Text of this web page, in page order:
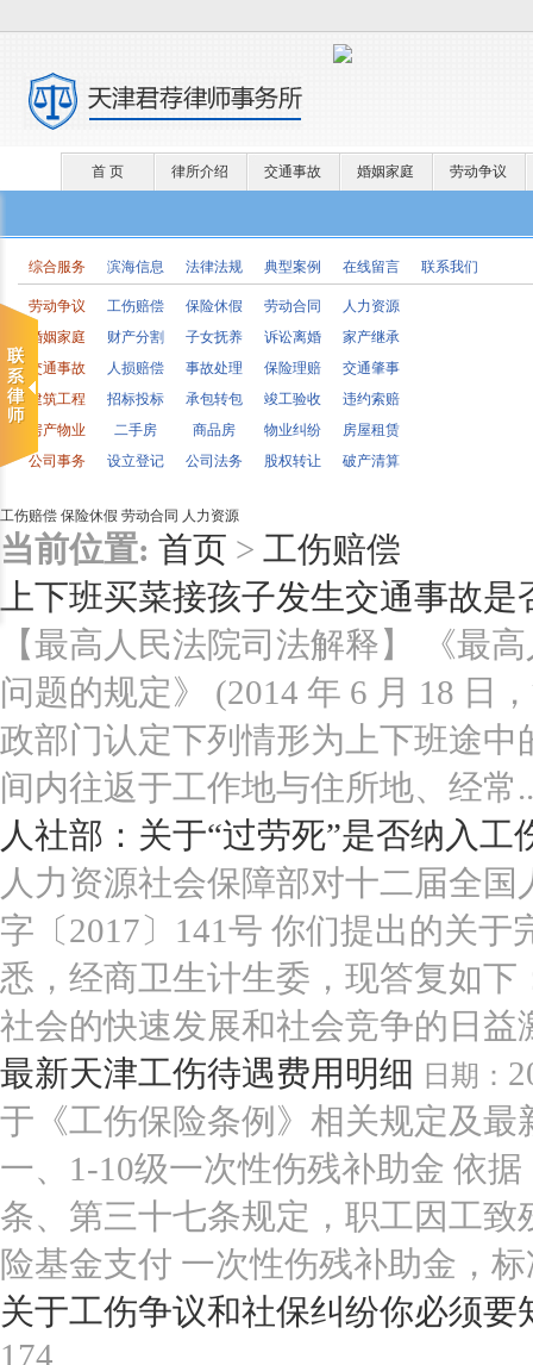
首 页 律所介绍 交通事故 婚姻家庭 劳动争议
综合服务 滨海信息 法律法规 典型案例 在线留言 联系我们
劳动争议 工伤赔偿 保险休假 劳动合同
人力资源
婚姻家庭
财产分割 子女抚养 诉讼离婚
家产继承
交通事故
人损赔偿 事故处理 保险理赔
交通肇事
建筑工程
招标投标 承包转包 竣工验收
违约索赔
房产物业
二手房 商品房 物业纠纷
房屋租赁
公司事务
设立登记 公司法务 股权转让 破产清算
工伤赔偿 保险休假 劳动合同 人力资源
当前位置: 首页 > 工伤赔偿
上下班买菜接孩子发生交通事故是
【最高人民法院司法解释】 《最
问题的规定》 (2014 年 6 月 18 日
政部门认定下列情形为上下班途
间内往返于工作地与住所地、经常
人社部：关于“过劳死”是否纳入工
人力资源社会保障部对十二届全
字〔2017〕141号 你们提出的关
悉，经商卫生计生委，现答复如
社会的快速发展和社会竞争的日益
最新天津工伤待遇费用明细 日期：
于《工伤保险条例》相关规定及
一、1-10级一次性伤残补助金 依
条、第三十七条规定，职工因工
险基金支付 一次性伤残补助金，
关于工伤争议和社保纠纷你必须要
174